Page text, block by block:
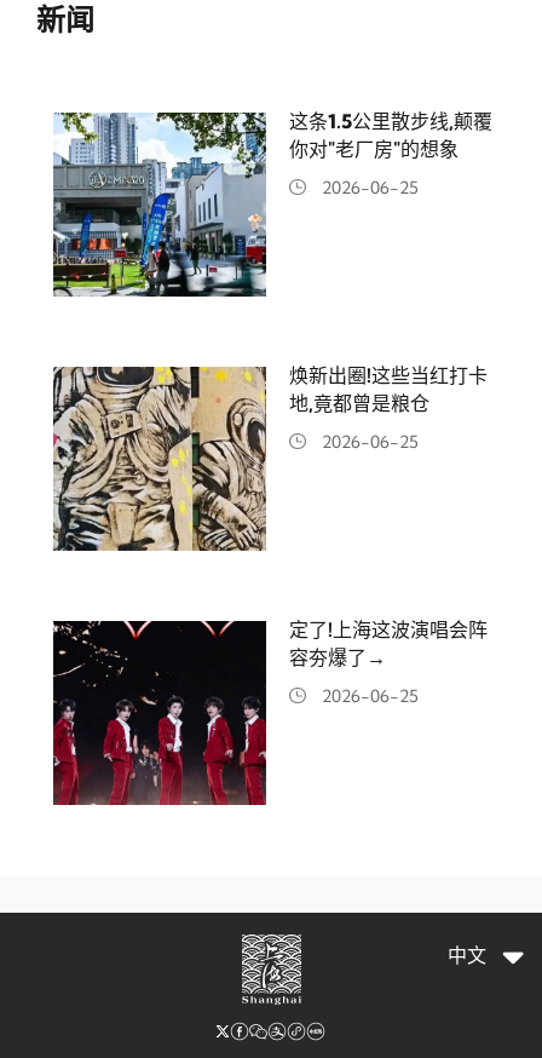
新闻
这条1.5公里散步线,颠覆
你对"老厂房"的想象
2026-06-25
焕新出圈!这些当红打卡
地,竟都曾是粮仓
2026-06-25
定了!上海这波演唱会阵
容夯爆了→
2026-06-25
中文